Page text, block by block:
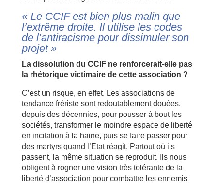
« Le CCIF est bien plus malin que
l’extrême droite. Il utilise les codes
de l’antiracisme pour dissimuler son
projet »
La dissolution du CCIF ne renforcerait-elle pas
la rhétorique victimaire de cette association ?
C’est un risque, en effet. Les associations de
tendance frériste sont redoutablement douées,
depuis des décennies, pour pousser à bout les
sociétés, transformer le moindre espace de liberté
en incitation à la haine, puis se faire passer pour
des martyrs quand l’Etat réagit. Partout où ils
passent, la même situation se reproduit. Ils nous
obligent à rogner une vision très tolérante de la
liberté d’association pour combattre les ennemis